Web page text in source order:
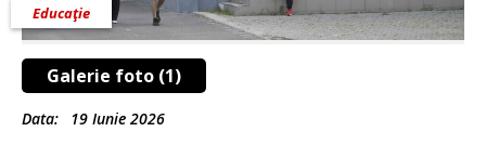
Galerie foto (1)
Educaţie
Data: 19 Iunie 2026